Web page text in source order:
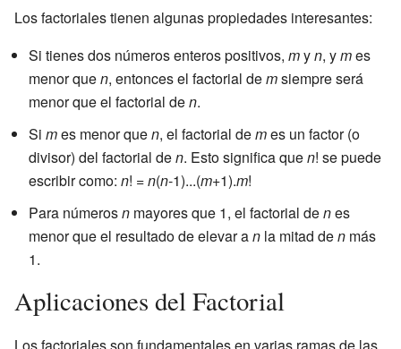
Los factoriales tienen algunas propiedades interesantes:
Si tienes dos números enteros positivos, myn, ymes
menor quen, entonces el factorial demsiempre será
menor que el factorial den.
Si mes menor quen, el factorial demes un factor (o
divisor) del factorial den. Esto significa quen! se puede
escribir como: n! =n(n-1)...(m+1).m!
Para númerosn mayores que 1, el factorial denes
menor que el resultado de elevar an la mitad den más
1.
Aplicaciones del Factorial
Los factoriales son fundamentales en varias ramas de las